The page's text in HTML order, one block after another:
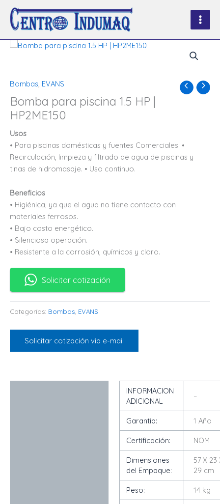
contenido
Bombas EVANS
Bomba para piscina 1.5 HP |
HP2ME150
Usos
• Para piscinas domésticas y fuentes Comerciales. •
Recirculación, limpieza y filtrado de agua de piscinas y
tinas de hidromasaje. • Uso continuo.
Beneficios
• Higiénica, ya que el agua no tiene contacto con
materiales ferrosos.
• Bajo costo energético.
• Silenciosa operación.
• Resistente a la corrosión, químicos y cloro.
Solicitar cotización
Categorías: Bombas EVANS
Solicitar cotización via e-mail
INFORMACION
ADICIONAL
–
Garantía: 1 Año
Certificación: NOM
Dimensiones
del Empaque:
57 X 23
29 cm
Peso: 14 kg